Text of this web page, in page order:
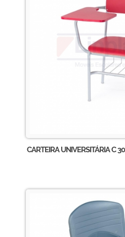
CARTEIRA UNIVERSITÁRIA C